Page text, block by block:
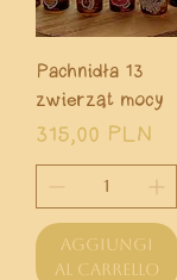
Pachnidła 13
zwierząt mocy
Prezzo
315,00 PLN
Aggiungi
al carrello